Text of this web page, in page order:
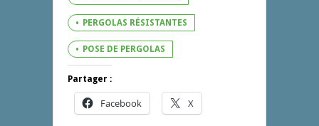
PERGOLAS RÉSISTANTES
POSE DE PERGOLAS
Partager :
Facebook X